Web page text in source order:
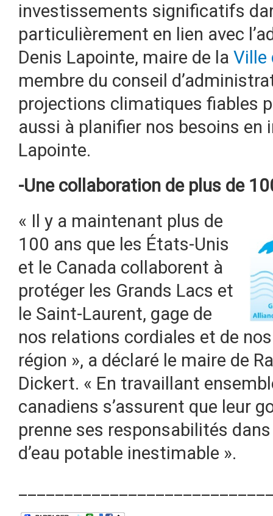
investissements significatifs
particulièrement en lien avec
Denis Lapointe, maire de la Ville
membre du conseil
projections climatiques fiables
aussi à planifier nos besoins
Lapointe.
-Une collaboration de plus de
« Il y a maintenant plus de
100 ans que les États-Unis
et le Canada collaborent à
protéger les Grands Lacs et
le Saint-Laurent, gage de
nos relations cordiales et de
région », a déclaré le maire de
Dickert. « En travaillant
canadiens s’assurent que leur
prenne ses responsabilités
d’eau potable inestimable ».